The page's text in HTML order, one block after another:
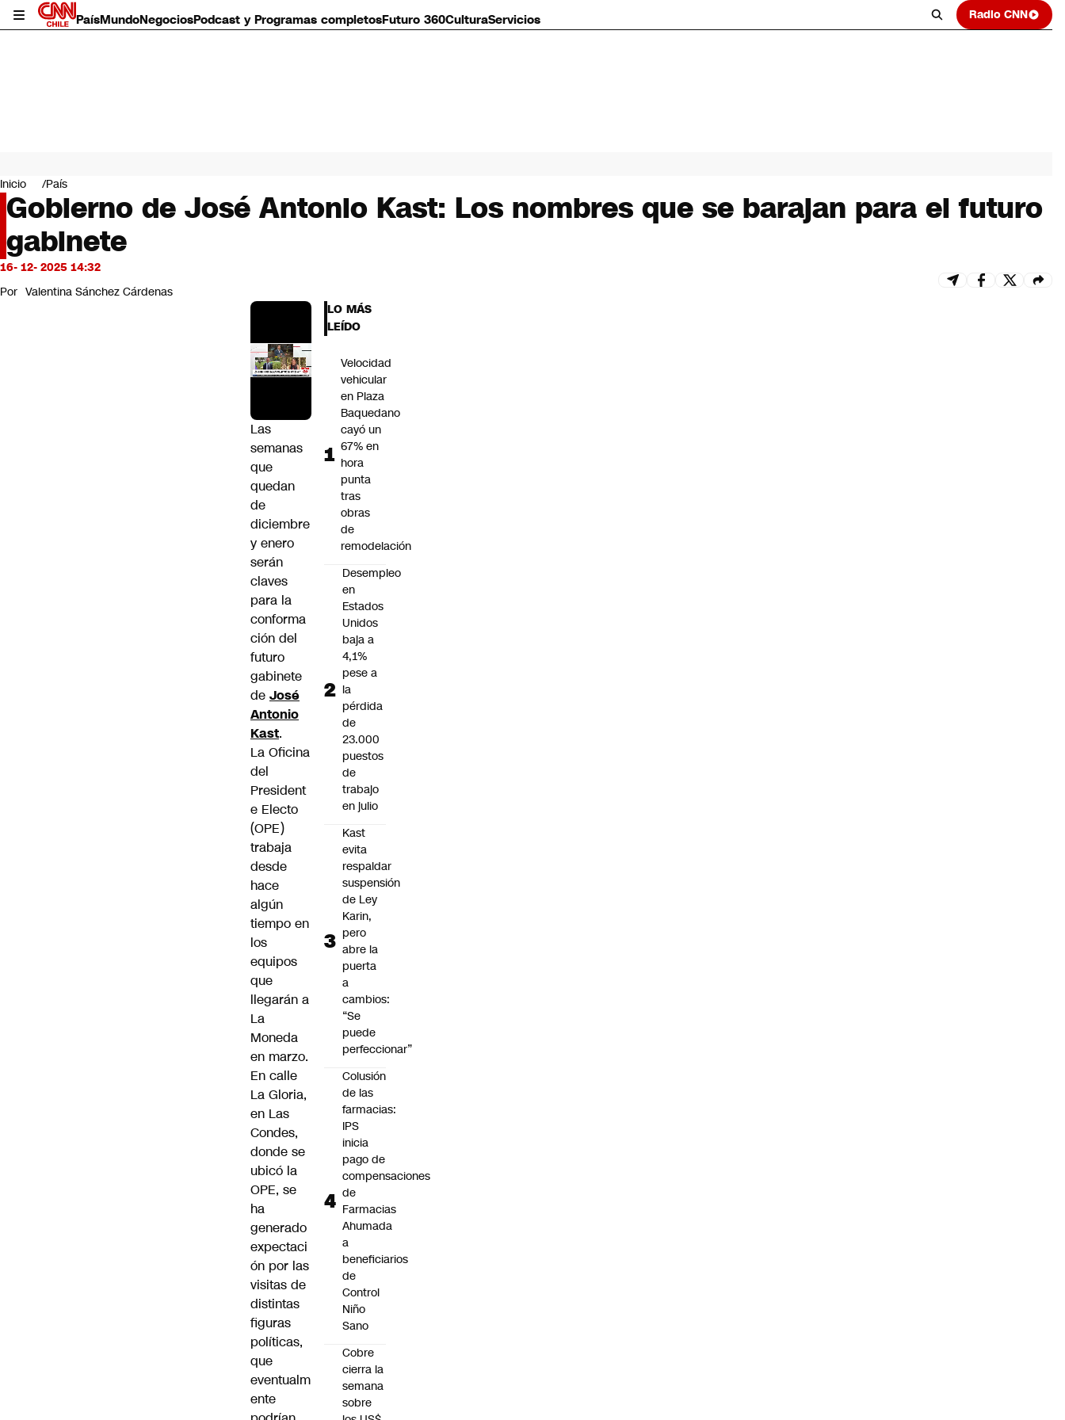
PaísMundoNegociosPodcast y Programas completosFuturo 360CulturaServicios Radio CNN
Mundo
Negocios
Deportes
Programas completos
Cultura
Servicios
Bits
CNN Data
Inicio País
Gobierno de José Antonio Kast: Los nombres que se barajan para el futuro
gabinete
16- 12- 2025 14:32
Por Valentina Sánchez Cárdenas
Las
semanas
que
quedan
de
diciembre
y enero
serán
claves
para la
conforma
ción del
futuro
gabinete
de José
Antonio
Kast.
La Oficina
del
President
e Electo
(OPE)
trabaja
desde
hace
algún
tiempo en
los
equipos
que
llegarán a
La
Moneda
en marzo.
En calle
La Gloria,
en Las
Condes,
donde se
ubicó la
OPE, se
ha
generado
expectaci
ón por las
visitas de
distintas
figuras
políticas,
que
eventualm
ente
LO MÁS
LEÍDO
Velocidad
vehicular
en Plaza
Baquedano
cayó un
67% en
hora
punta
tras
obras
de
remodelación
Desempleo
en
Estados
Unidos
baja a
4,1%
pese a
la
pérdida
de
23.000
puestos
de
trabajo
en julio
Kast
evita
respaldar
suspensión
de Ley
Karin,
pero
abre la
puerta
a
cambios:
“Se
puede
perfeccionar”
Colusión
de las
farmacias:
IPS
inicia
pago de
compensaciones
de
Farmacias
Ahumada
a
beneficiarios
de
Control
Niño
Sano
Cobre
cierra la
semana
sobre